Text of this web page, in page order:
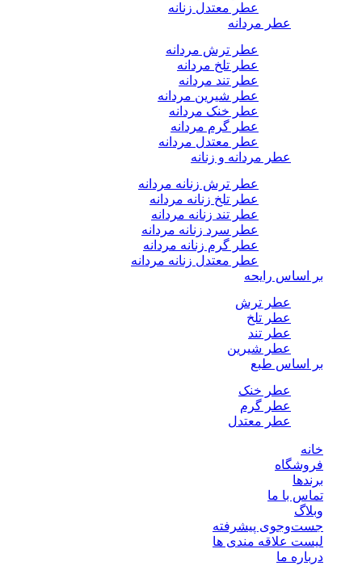
عطر معتدل زنانه
عطر مردانه
عطر ترش مردانه
عطر تلخ مردانه
عطر تند مردانه
عطر شیرین مردانه
عطر خنک مردانه
عطر گرم مردانه
عطر معتدل مردانه
عطر مردانه و زنانه
عطر ترش زنانه مردانه
عطر تلخ زنانه مردانه
عطر تند زنانه مردانه
عطر سرد زنانه مردانه
عطر گرم زنانه مردانه
عطر معتدل زنانه مردانه
بر اساس رایحه
عطر ترش
عطر تلخ
عطر تند
عطر شیرین
بر اساس طبع
عطر خنک
عطر گرم
عطر معتدل
خانه
فروشگاه
برندها
تماس با ما
وبلاگ
جست‌وجوی پیشرفته
لیست علاقه مندی ها
درباره ما